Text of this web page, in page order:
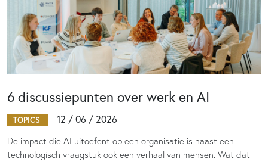
6 discussiepunten over werk en AI
TOPICS 12 / 06 / 2026
De impact die AI uitoefent op een organisatie is naast een
technologisch vraagstuk ook een verhaal van mensen. Wat dat